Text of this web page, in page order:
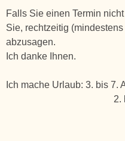
Falls Sie einen Termin
Sie, rechtzeitig
abzusagen.
Ich danke Ihnen.
Ich mache Urlaub: 3. bis 7.
2. bis 4.